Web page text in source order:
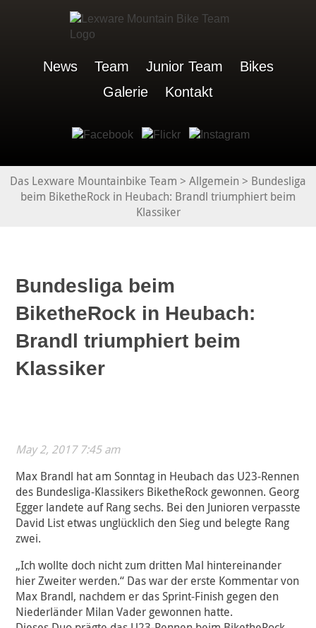
News Team Junior Team
Bikes
Galerie
Kontakt
Das Lexware Mountainbike Team > Allgemein > Bundesliga
beim BiketheRock in Heubach: Brandl triumphiert beim
Klassiker
Bundesliga beim
BiketheRock in Heubach:
Brandl triumphiert beim
Klassiker
May 2, 2017 7:45 am
Max Brandl hat am Sonntag in Heubach das U23-Rennen
des Bundesliga-Klassikers BiketheRock gewonnen. Georg
Egger landete auf Rang sechs. Bei den Junioren verpasste
David List etwas unglücklich den Sieg und belegte Rang
zwei.
„Ich wollte doch nicht zum dritten Mal hintereinander
hier Zweiter werden.“ Das war der erste Kommentar von
Max Brandl, nachdem er das Sprint-Finish gegen den
Niederländer Milan Vader gewonnen hatte.